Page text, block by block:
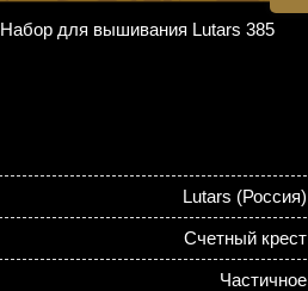
Набор для вышивания Lutars 385
Lutars (Россия)
Счетный крест
Частичное